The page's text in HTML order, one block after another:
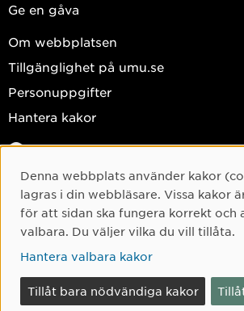
Ge en gåva
Om webbplatsen
Tillgänglighet på umu.se
Personuppgifter
Hantera kakor
Facebook
Instagram
TikTok
Youtube
Cookie-samtycke
Denna webbplats använder kakor
lagras i din webbläsare. Vissa kakor
för att sidan ska fungera korrekt och
valbara. Du väljer vilka du vill tillåta.
Hantera valbara kakor
Tillåt bara nödvändiga kakor